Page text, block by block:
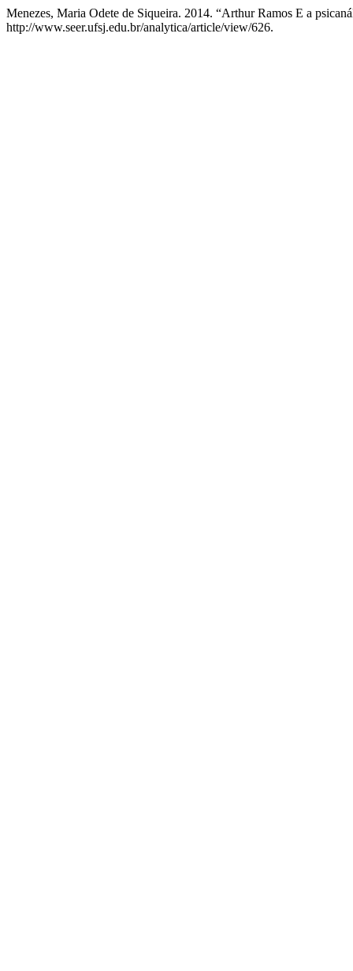
Menezes, Maria Odete de Siqueira. 2014. “Arthur Ramos E a
http://www.seer.ufsj.edu.br/analytica/article/view/626.